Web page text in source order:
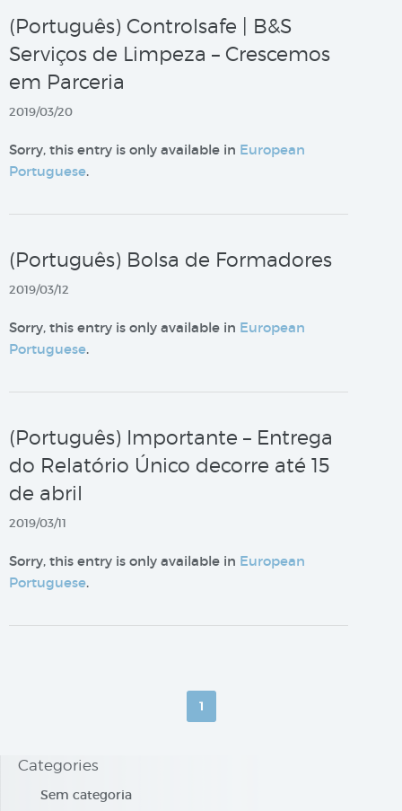
(Português) Controlsafe | B&S
Serviços de Limpeza – Crescemos
em Parceria
2019/03/20
Sorry, this entry is only available in European
Portuguese.
(Português) Bolsa de Formadores
2019/03/12
Sorry, this entry is only available in European
Portuguese.
(Português) Importante – Entrega
do Relatório Único decorre até 15
de abril
2019/03/11
Sorry, this entry is only available in European
Portuguese.
1
Categories
Sem categoria